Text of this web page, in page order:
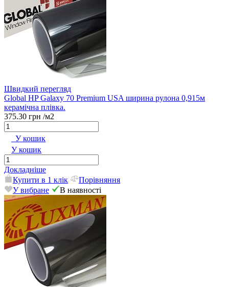
Швидкий перегляд
Global HP Galaxy 70 Premium USA ширина рулона 0,915м
керамічна плівка.
375.30 грн /м2
У кошик
У кошик
Докладніше
Купити в 1 клік
Порівняння
У вибране
В наявності